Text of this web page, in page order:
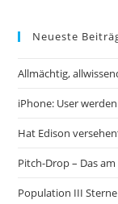
Neueste
Allmächtig,
iPhone: User
Hat Edison
Pitch-Drop – Das
Population III